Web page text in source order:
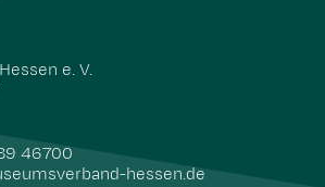
e. V.
46700
hessen.de